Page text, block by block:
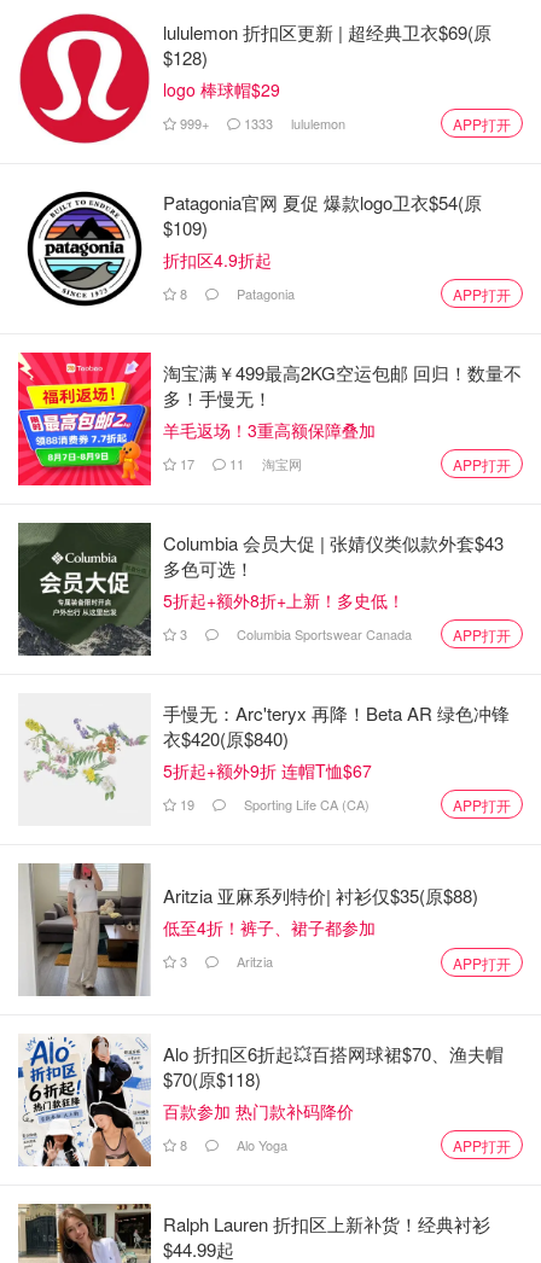
lululemon 折扣区更新 | 超经典卫衣$69(原
$128)
logo 棒球帽$29
999+ 1333 lululemon APP打开
Patagonia官网 夏促 爆款logo卫衣$54(原
$109)
折扣区4.9折起
8 Patagonia APP打开
淘宝满￥499最高2KG空运包邮 回归！数量不
多！手慢无！
羊毛返场！3重高额保障叠加
17 11 淘宝网 APP打开
Columbia 会员大促 | 张婧仪类似款外套$43
多色可选！
5折起+额外8折+上新！多史低！
3 Columbia Sportswear Canada APP打开
手慢无：Arc'teryx 再降！Beta AR 绿色冲锋
衣$420(原$840)
5折起+额外9折 连帽T恤$67
19 Sporting Life CA (CA) APP打开
Aritzia 亚麻系列特价| 衬衫仅$35(原$88)
低至4折！裤子、裙子都参加
3 Aritzia APP打开
Alo 折扣区6折起💥百搭网球裙$70、渔夫帽
$70(原$118)
百款参加 热门款补码降价
8 Alo Yoga APP打开
Ralph Lauren 折扣区上新补货！经典衬衫
$44.99起